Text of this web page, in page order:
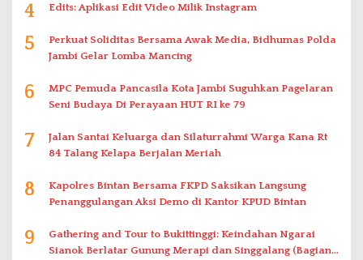
4 Edits: Aplikasi Edit Video Milik Instagram
5
Perkuat Soliditas Bersama Awak Media, Bidhumas Polda
Jambi Gelar Lomba Mancing
6
MPC Pemuda Pancasila Kota Jambi Suguhkan Pagelaran
Seni Budaya Di Perayaan HUT RI ke 79
7
Jalan Santai Keluarga dan Silaturrahmi Warga Kana Rt
84 Talang Kelapa Berjalan Meriah
8
Kapolres Bintan Bersama FKPD Saksikan Langsung
Penanggulangan Aksi Demo di Kantor KPUD Bintan
9
Gathering and Tour to Bukittinggi: Keindahan Ngarai
Sianok Berlatar Gunung Merapi dan Singgalang (Bagian